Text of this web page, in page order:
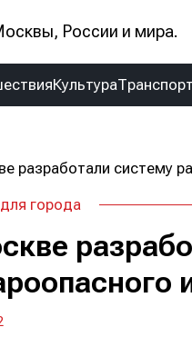
России и мира.
Культура
города